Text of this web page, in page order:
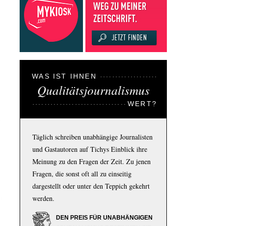
WAS IST IHNEN
Qualitätsjournalismus
WERT?
Täglich schreiben unabhängige Journalisten
und Gastautoren auf Tichys Einblick ihre
Meinung zu den Fragen der Zeit. Zu jenen
Fragen, die sonst oft all zu einseitig
dargestellt oder unter den Teppich gekehrt
werden.
DEN PREIS FÜR UNABHÄNGIGEN